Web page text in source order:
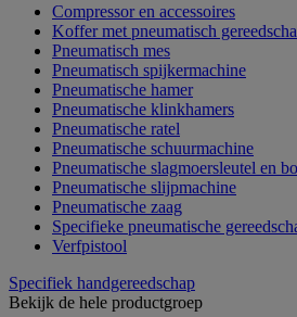
Compressor en accessoires
Koffer met pneumatisch
Pneumatisch mes
Pneumatisch spijkermachine
Pneumatische hamer
Pneumatische klinkhamers
Pneumatische ratel
Pneumatische schuurmachine
Pneumatische slagmoersleutel en
Pneumatische slijpmachine
Pneumatische zaag
Specifieke pneumatische
Verfpistool
Specifiek handgereedschap
Bekijk de hele productgroep